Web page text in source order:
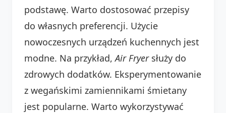
podstawę. Warto dostosować przepisy
do własnych preferencji. Użycie
nowoczesnych urządzeń kuchennych jest
modne. Na przykład,Air Fryersłuży do
zdrowych dodatków. Eksperymentowanie
z wegańskimi zamiennikami śmietany
jest popularne. Warto wykorzystywać